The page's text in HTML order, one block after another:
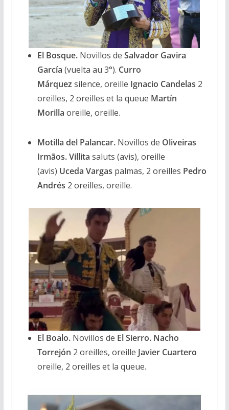
El Bosque.Novillos de Salvador Gavira
García (vuelta au 3°). Curro
Márquez silence, oreille Ignacio Candelas 2
oreilles, 2 oreilles et la queue Martín
Morilla oreille, oreille.
Motilla del Palancar.Novillos de Oliveiras
Irmãos. Villita saluts (avis), oreille
(avis) Uceda Vargas palmas, 2 oreilles Pedro
Andrés 2 oreilles, oreille.
El Boalo.Novillos de El Sierro. Nacho
Torrejón 2 oreilles, oreille Javier Cuartero
oreille, 2 oreilles et la queue.